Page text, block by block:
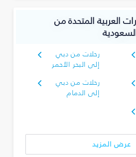
العربية المتحدة من
رحلات من دبي
إلى البحر الأحمر
رحلات من دبي
إلى الدمام
عرض المزيد